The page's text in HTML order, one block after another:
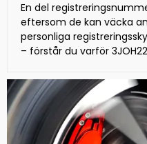
En del
eftersom de kan väcka
personliga
– förstår du varför